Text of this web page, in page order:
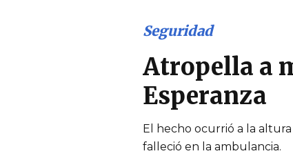
Seguridad
Atropella a
Esperanza
El hecho ocurrió a la
falleció en la ambulancia.